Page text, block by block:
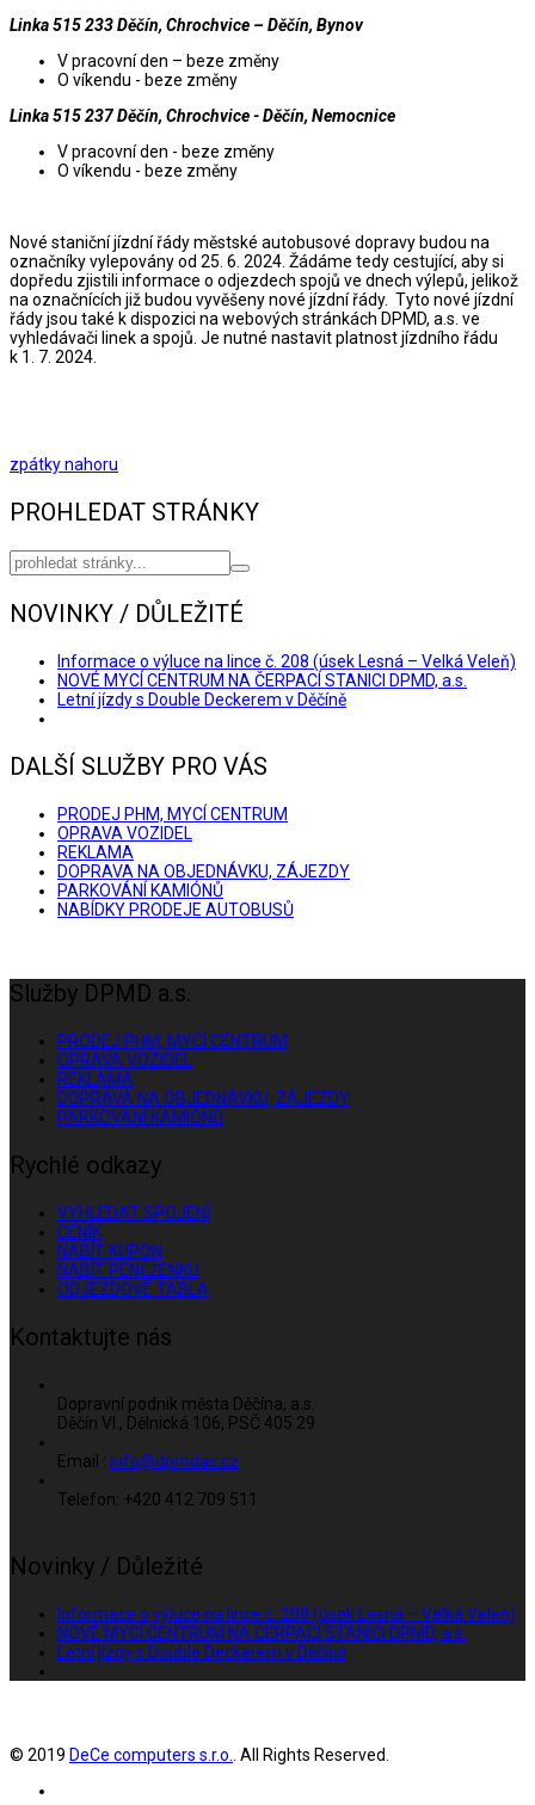
Linka 515 233 Děčín, Chrochvice – Děčín, Bynov
V pracovní den – beze změny
O víkendu - beze změny
Linka 515 237 Děčín, Chrochvice - Děčín, Nemocnice
V pracovní den - beze změny
O víkendu - beze změny
Nové staniční jízdní řády městské autobusové dopravy budou na
označníky vylepovány od 25. 6. 2024. Žádáme tedy cestující, aby si
dopředu zjistili informace o odjezdech spojů ve dnech výlepů, jelikož
na označnících již budou vyvěšeny nové jízdní řády. Tyto nové jízdní
řády jsou také k dispozici na webových stránkách DPMD, a.s. ve
vyhledávači linek a spojů. Je nutné nastavit platnost jízdního řádu
k 1. 7. 2024.
zpátky nahoru
PROHLEDAT STRÁNKY
NOVINKY / DŮLEŽITÉ
Informace o výluce na lince č. 208 (úsek Lesná – Velká Veleň)
NOVÉ MYCÍ CENTRUM NA ČERPACÍ STANICI DPMD, a.s.
Letní jízdy s Double Deckerem v Děčíně
DALŠÍ SLUŽBY PRO VÁS
PRODEJ PHM, MYCÍ CENTRUM
OPRAVA VOZIDEL
REKLAMA
DOPRAVA NA OBJEDNÁVKU, ZÁJEZDY
PARKOVÁNÍ KAMIÓNŮ
NABÍDKY PRODEJE AUTOBUSŮ
Služby DPMD a.s.
PRODEJ PHM, MYCÍ CENTRUM
OPRAVA VOZIDEL
REKLAMA
DOPRAVA NA OBJEDNÁVKU, ZÁJEZDY
PARKOVÁNÍ KAMIÓNŮ
Rychlé odkazy
VYHLEDAT SPOJENÍ
CENÍK
NABÍT KUPON
NABÍT PENĚŽENKU
ODJEZDOVÉ TABLA
Kontaktujte nás
Dopravní podnik města Děčína, a.s.
Děčín VI., Dělnická 106, PSČ 405 29
Email : info@dpmdas.cz
Telefon: +420 412 709 511
Novinky / Důležité
Informace o výluce na lince č. 208 (úsek Lesná – Velká Veleň)
NOVÉ MYCÍ CENTRUM NA ČERPACÍ STANICI DPMD, a.s.
Letní jízdy s Double Deckerem v Děčíně
© 2019 DeCe computers s.r.o. . All Rights Reserved.